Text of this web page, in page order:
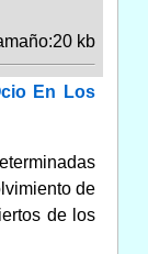
kb
En Los
de
de los